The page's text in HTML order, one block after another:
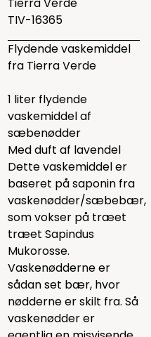
TIV-16365
Flydende vaskemiddel
fra Tierra Verde
1 liter flydende
vaskemiddel af
sæbenødder
Med duft af lavendel
Dette vaskemiddel er
baseret på saponin fra
vaskenødder/sæbebær,
som vokser på træet
træet Sapindus
Mukorosse.
Vaskenødderne er
sådan set bær, hvor
nødderne er skilt fra. Så
vaskenødder er